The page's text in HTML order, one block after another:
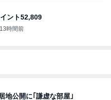
ント52,809
13時間前
地公開に｢謙虚な部屋｣